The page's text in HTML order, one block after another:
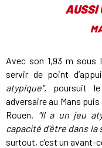
AUSSI
Avec son 1,93 m sous
servir de point
atypique", poursuit le
adversaire au Mans
Rouen. "Il a un jeu
capacité d'être dans
surtout, c’est un avant-